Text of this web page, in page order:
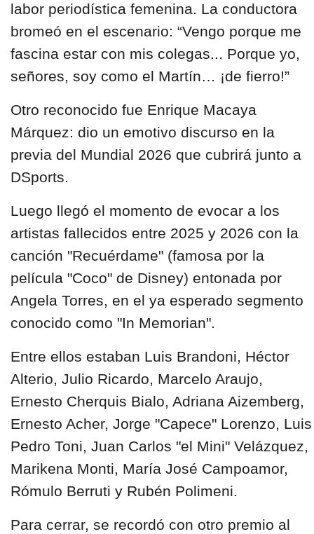
labor periodística femenina. La conductora
bromeó en el escenario: “Vengo porque me
fascina estar con mis colegas... Porque yo,
señores, soy como el Martín… ¡de fierro!”
Otro reconocido fue Enrique Macaya
Márquez: dio un emotivo discurso en la
previa del Mundial 2026 que cubrirá junto a
DSports.
Luego llegó el momento de evocar a los
artistas fallecidos entre 2025 y 2026 con la
canción "Recuérdame" (famosa por la
película "Coco" de Disney) entonada por
Angela Torres, en el ya esperado segmento
conocido como "In Memorian".
Entre ellos estaban Luis Brandoni, Héctor
Alterio, Julio Ricardo, Marcelo Araujo,
Ernesto Cherquis Bialo, Adriana Aizemberg,
Ernesto Acher, Jorge "Capece" Lorenzo, Luis
Pedro Toni, Juan Carlos "el Mini" Velázquez,
Marikena Monti, María José Campoamor,
Rómulo Berruti y Rubén Polimeni.
Para cerrar, se recordó con otro premio al